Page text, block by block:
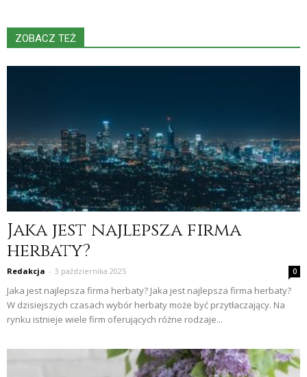
ZOBACZ TEŻ
Jaka jest najlepsza firma
herbaty?
Redakcja - 3 października 2025 0
Jaka jest najlepsza firma herbaty? Jaka jest najlepsza firma herbaty?
W dzisiejszych czasach wybór herbaty może być przytłaczający. Na
rynku istnieje wiele firm oferujących różne rodzaje...